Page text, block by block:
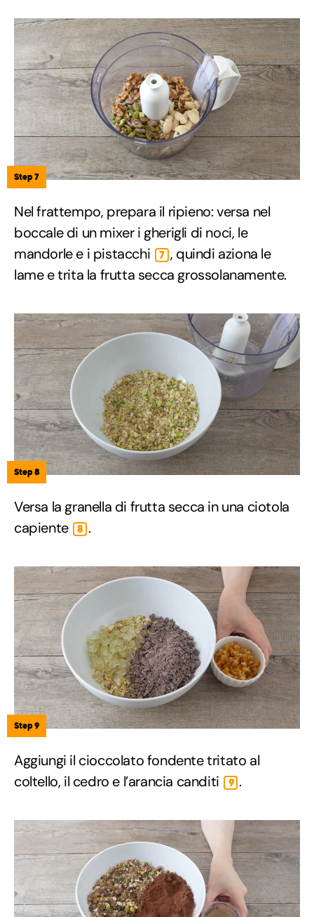
Step 7
Nel frattempo, prepara il ripieno: versa nel
boccale di un mixer i gherigli di noci, le
mandorle e i pistacchi
7 , quindi aziona le
lame e trita la frutta secca grossolanamente.
Step 8
Versa la granella di frutta secca in una ciotola
capiente
8 .
Step 9
Aggiungi il cioccolato fondente tritato al
coltello, il cedro e l’arancia canditi
9 .